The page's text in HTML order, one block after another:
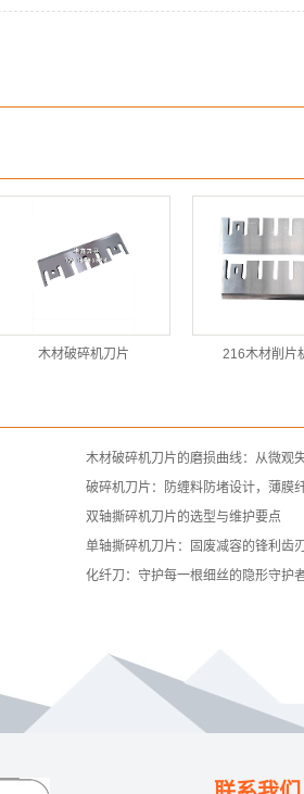
木材破碎机刀片 216木材削片
木材破碎机刀片的磨损曲线：从微观
破碎机刀片：防缠料防堵设计，薄膜
双轴撕碎机刀片的选型与维护要点
单轴撕碎机刀片：固废减容的锋利齿
化纤刀：守护每一根细丝的隐形守护